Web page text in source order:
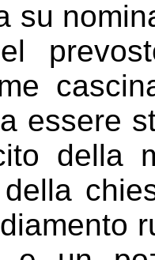
su
essere
della